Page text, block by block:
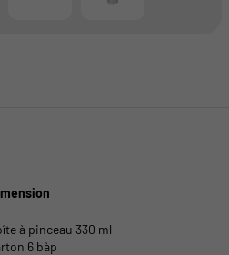
à pinceau 330 ml
6 bàp